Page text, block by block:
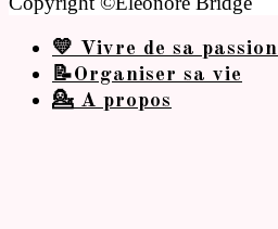
💛 Vivre de sa passion
📝Organiser sa vie
💁 A propos